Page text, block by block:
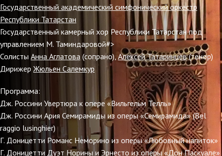
Государственный академический симфонический оркестр
Республики Татарстан
Государственный камерный хор Республики Татарстан под
управлением М. Таминдаровой#>
Солисты Анна Аглатова (сопрано), Алексей Татаринцев(тенор)
Дирижер Жюльен Салемкур
Программа:
Дж. Россини Увертюра к опере «Вильгельм Телль»
Дж. Россини Ария Семирамиды из оперы «Семирамида» (Bel
raggio lusinghier)
Г. Доницетти Романс Неморино из оперы «Любовный напиток»
Г. Доницетти Дуэт Норины и Эрнесто из оперы «Дон Паскуале»